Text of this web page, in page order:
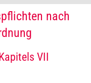
nach
VII